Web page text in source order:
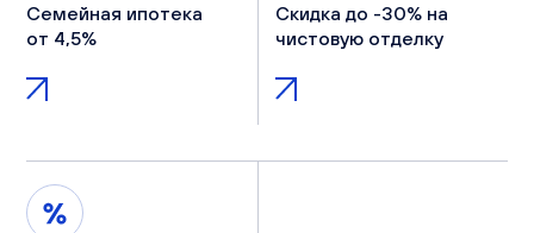
Семейная ипотека
от 4,5%
Скидка до -30% на
чистовую отделку